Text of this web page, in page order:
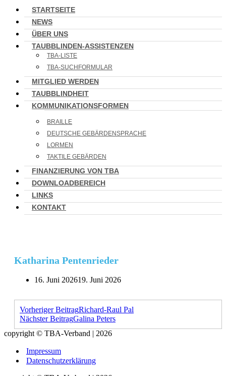
STARTSEITE
NEWS
ÜBER UNS
TAUBBLINDEN-ASSISTENZEN
TBA-LISTE
TBA-SUCHFORMULAR
MITGLIED WERDEN
TAUBBLINDHEIT
KOMMUNIKATIONSFORMEN
BRAILLE
DEUTSCHE GEBÄRDENSPRACHE
LORMEN
TAKTILE GEBÄRDEN
FINANZIERUNG VON TBA
DOWNLOADBEREICH
LINKS
KONTAKT
Katharina Pentenrieder
16. Juni 202619. Juni 2026
Vorheriger BeitragRichard-Raul Pal
Nächster BeitragGalina Peters
copyright © TBA-Verband | 2026
Impressum
Datenschutzerklärung